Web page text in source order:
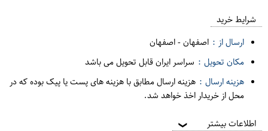
ر
شرایط خرید
ارسال از : اصفهان-اصفهان
مکان تحویل : سراسر ایران قابل تحویل می باشد
هزینه ارسال : هزینه ارسال مطابق با هزینه های پست یا پیک بوده که در
محل از خریدار اخذ خواهد شد.
اطلاعات بیشتر ❯